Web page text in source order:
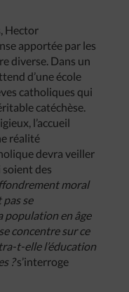
Hector
apportée par les
diverse. Dans un
d’une école
catholiques qui
catéchèse.
l’accueil
réalité
devra veiller
des
moral
pas se
population en âge
concentre sur ce
t-elle l’éducation
?s’interroge